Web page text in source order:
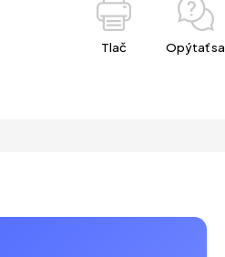
Tlač Opýtať sa